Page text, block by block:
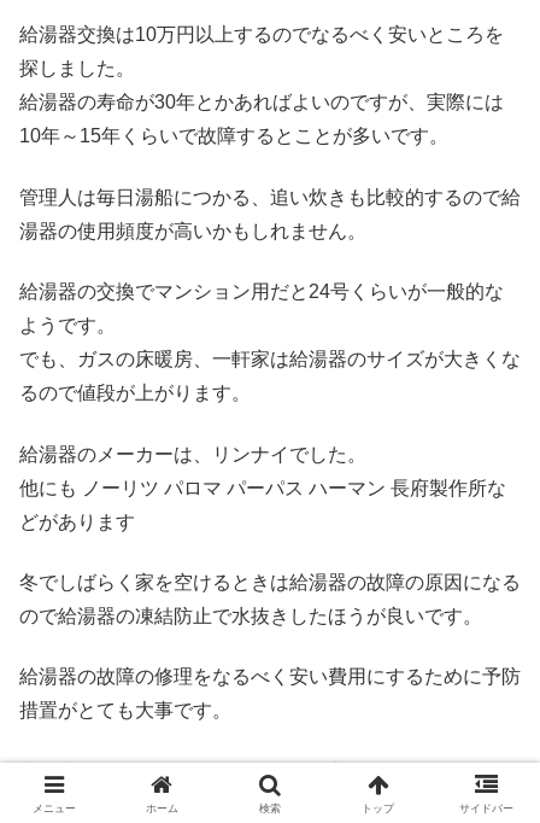
給湯器交換は10万円以上するのでなるべく安いところを
探しました。
給湯器の寿命が30年とかあればよいのですが、実際には
10年～15年くらいで故障するとことが多いです。
管理人は毎日湯船につかる、追い炊きも比較的するので給
湯器の使用頻度が高いかもしれません。
給湯器の交換でマンション用だと24号くらいが一般的な
ようです。
でも、ガスの床暖房、一軒家は給湯器のサイズが大きくな
るので値段が上がります。
給湯器のメーカーは、リンナイでした。
他にも ノーリツ パロマ パーパス ハーマン 長府製作所な
どがあります
冬でしばらく家を空けるときは給湯器の故障の原因になる
ので給湯器の凍結防止で水抜きしたほうが良いです。
給湯器の故障の修理をなるべく安い費用にするために予防
措置がとても大事です。
少し時間的に余裕があるなら給湯器交換でホームセンター
で下調べするのもおすすめです。
メニュー ホーム 検索 トップ サイドバー